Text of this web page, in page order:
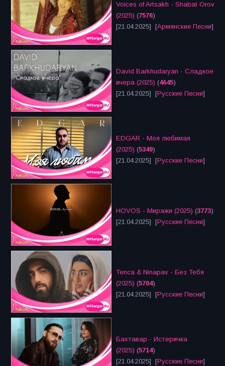
Voices of Artsakh - Shabat Orov
(2025) (7576)
[21.04.2025] [Армянские Песни]
David Barkhudaryan - Сладкое
вчера (2025) (4645)
[21.04.2025] [Русские Песни]
EDGAR - Моя любимая
(2025) (5349)
[21.04.2025] [Русские Песни]
HOVOS - Миражи (2025) (3773)
[21.04.2025] [Русские Песни]
Tenca & Ninapav - Без Тебя
(2025) (5704)
[21.04.2025] [Русские Песни]
Бахтавар - Истеричка
(2025) (5714)
[21.04.2025] [Русские Песни]